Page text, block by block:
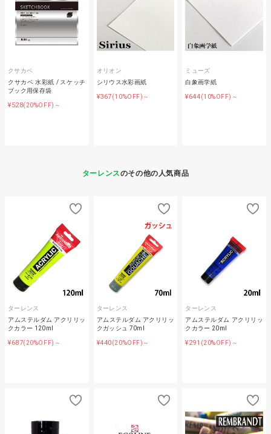
クサカベ
クサカベ 水彩紙 / スケッチ
ブック用保存袋
¥528(20%OFF)～
オリオン
シリウス水彩画紙
¥367(10%OFF)～
ミューズ
白象画学紙
¥644(10%OFF)～
ターレンスのその他の人気商品
ターレンス
アムステルダム アクリリッ
クカラー 120ml
¥687(20%OFF)～
ターレンス
アムステルダム アクリリッ
クガッシュ 70ml
¥440(20%OFF)～
ターレンス
アムステルダム アクリリッ
クカラー 20ml
¥291 (20%OFF)～